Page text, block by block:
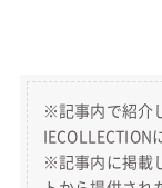
※記事内で紹介
IECOLLECTION
※記事内に掲載